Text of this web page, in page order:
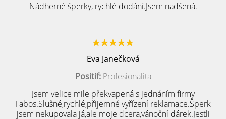
Nádherné šperky, rychlé dodání.Jsem nadšená.
Eva Janečková
Positif:Profesionalita
Jsem velice mile překvapená s jednáním firmy
Fabos.Slušné,rychlé,přijemné vyřízení reklamace.Šperk
jsem nekupovala já,ale moje dcera,vánoční dárek.Jestli